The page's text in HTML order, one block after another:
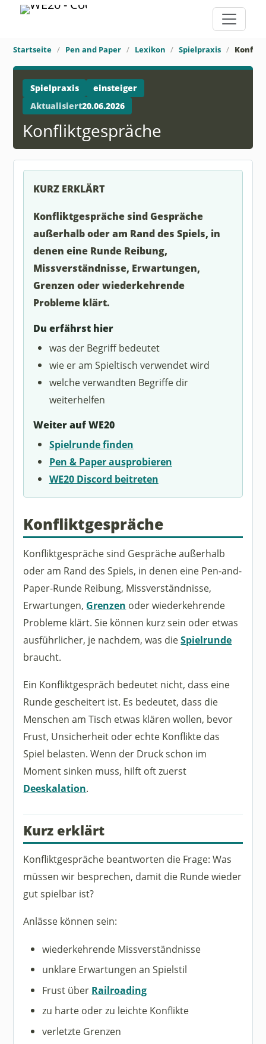
Startseite Pen and Paper Lexikon Spielpraxis
Spielpraxis
einsteiger
Aktualisiert20.06.2026
Konfliktgespräche
KURZ ERKLÄRT
Konfliktgespräche sind Gespräche
außerhalb oder am Rand des Spiels, in
denen eine Runde Reibung,
Missverständnisse, Erwartungen,
Grenzen oder wiederkehrende
Probleme klärt.
Du erfährst hier
was der Begriff bedeutet
wie er am Spieltisch verwendet wird
welche verwandten Begriffe dir
weiterhelfen
Weiter auf WE20
Spielrunde finden
Pen & Paper ausprobieren
WE20 Discord beitreten
Konfliktgespräche
Konfliktgespräche sind Gespräche außerhalb
oder am Rand des Spiels, in denen eine Pen-and-
Paper-Runde Reibung, Missverständnisse,
Erwartungen, Grenzen oder wiederkehrende
Probleme klärt. Sie können kurz sein oder etwas
ausführlicher, je nachdem, was dieSpielrunde
braucht.
Ein Konfliktgespräch bedeutet nicht, dass eine
Runde gescheitert ist. Es bedeutet, dass die
Menschen am Tisch etwas klären wollen, bevor
Frust, Unsicherheit oder echte Konflikte das
Spiel belasten. Wenn der Druck schon im
Moment sinken muss, hilft oft zuerst
Deeskalation.
Kurz erklärt
Konfliktgespräche beantworten die Frage: Was
müssen wir besprechen, damit die Runde wieder
gut spielbar ist?
Anlässe können sein:
wiederkehrende Missverständnisse
unklare Erwartungen an Spielstil
Frust über Railroading
zu harte oder zu leichte Konflikte
verletzte Grenzen